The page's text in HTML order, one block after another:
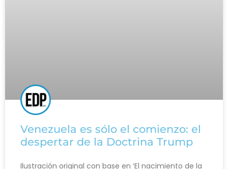
Venezuela es sólo el comienzo: el
despertar de la Doctrina Trump
Ilustración original con base en ‘El nacimiento de la